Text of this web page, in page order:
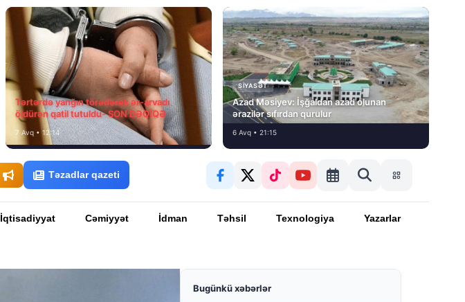
Tərtərdə yanğın törədərək ər-arvadı
öldürən qatil tutuldu- SON DƏQİQƏ
7 Avq • 12:14
SIYASƏT
Azad Məsiyev: İşğaldan azad olunan
ərazilər sıfırdan qurulur
6 Avq • 21:15
Təzadlar qazeti
İqtisadiyyat Cəmiyyət İdman Təhsil Texnologiya Yazarlar
Bugünkü xəbərlər